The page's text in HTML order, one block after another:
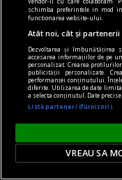
piese de schimb
(Sub)ansambluri
Omul nu mai
lucrurilor.
schimba preferintele in mod
functionarea website-ului.
Atât noi, cât și
Dezvoltarea și îmbunătățirea
accesarea informațiilor de pe
personalizat. Crearea
publicității personalizate.
performanței conținutului.
diferite. Utilizarea de date
a selecta conținutul. Date
Listă parteneri (furnizori)
VREAU SA